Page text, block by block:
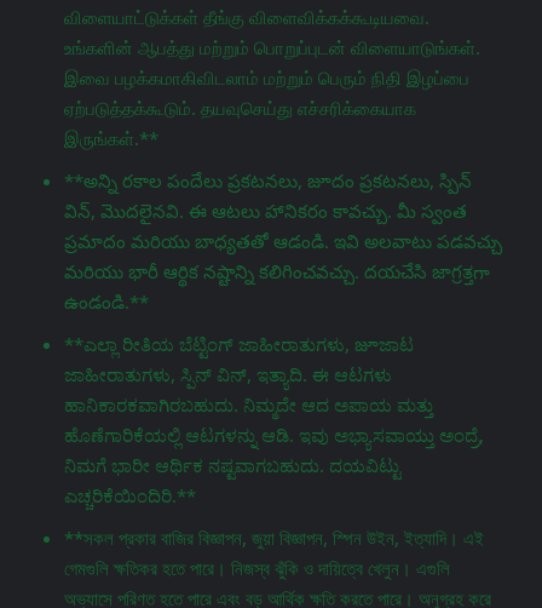
விளையாட்டுக்கள் தீங்கு விளைவிக்கக்கூடியவை.
உங்களின் ஆபத்து மற்றும் பொறுப்புடன் விளையாடுங்கள்.
இவை பழக்கமாகிவிடலாம் மற்றும் பெரும் நிதி இழப்பை
ஏற்படுத்தக்கூடும். தயவுசெய்து எச்சரிக்கையாக
இருங்கள்.**
**అన్ని రకాల పందేలు ప్రకటనలు, జూదం ప్రకటనలు, స్పిన్
విన్, మొదలైనవి. ఈ ఆటలు హానికరం కావచ్చు. మీ స్వంత
ప్రమాదం మరియు బాధ్యతతో ఆడండి. ఇవి అలవాటు పడవచ్చు
మరియు భారీ ఆర్థిక నష్టాన్ని కలిగించవచ్చు. దయచేసి జాగ్రತ್ತగా
ఉండండి.**
**ಎಲ್ಲಾ ರೀತಿಯ ಬೆಟ್ಟಿಂಗ್ ಜಾಹೀರಾತುಗಳು, జూಜಾಟ
ಜಾಹೀರಾತುಗಳು, ಸ್ಪಿನ್ ವಿನ್, ಇತ್ಯಾದಿ. ಈ ಆಟಗಳು
ಹಾನಿಕಾರಕವಾಗಿರಬಹುದು. ನಿಮ್ಮದೇ ಆದ ಅಪಾಯ ಮತ್ತು
ಹೊಣೆಗಾರಿಕೆಯಲ್ಲಿ ಆಟಗಳನ್ನು ಆಡಿ. ಇವು ಅಭ್ಯಾಸವಾಯ್ತು ಅಂದ್ರೆ,
ನಿಮಗೆ ಭಾರೀ ಆರ್ಥಿಕ ನಷ್ಟವಾಗಬಹುದು. ದಯವಿಟ್ಟು
ಎಚ್ಚರಿಕೆಯಿಂದಿರಿ.**
**সকল প্রকার বাজির বিজ্ঞাপন, জুয়া বিজ্ঞাপন, স্পিন উইন, ইত্যাদি। এই
গেমগুলি ক্ষতিকর হতে পারে। নিজস্ব ঝুঁকি ও দায়িত্বে খেলুন। এগুলি
অভ্যাসে পরিণত হতে পারে এবং বড় আর্থিক ক্ষতি করতে পারে। অনুগ্রহ করে